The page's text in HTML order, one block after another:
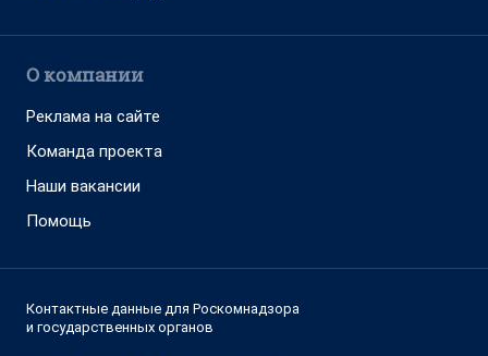
О компании
Реклама на сайте
Команда проекта
Наши вакансии
Помощь
Контактные данные для Роскомнадзора
и государственных органов